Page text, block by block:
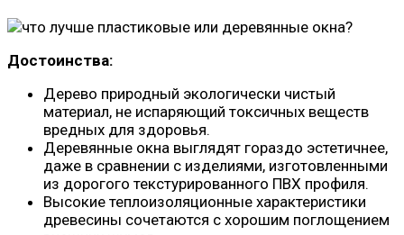
Достоинства:
Дерево природный экологически чистый
материал, не испаряющий токсичных веществ
вредных для здоровья.
Деревянные окна выглядят гораздо эстетичнее,
даже в сравнении с изделиями, изготовленными
из дорогого текстурированного ПВХ профиля.
Высокие теплоизоляционные характеристики
древесины сочетаются с хорошим поглощением